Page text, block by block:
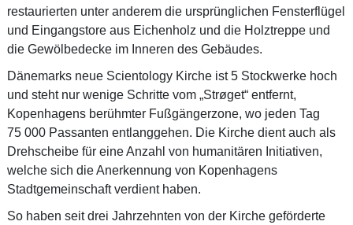
restaurierten unter anderem die ursprünglichen Fensterflügel
und Eingangstore aus Eichenholz und die Holztreppe und
die Gewölbedecke im Inneren des Gebäudes.
Dänemarks neue Scientology Kirche ist 5 Stockwerke hoch
und steht nur wenige Schritte vom „Strøget“ entfernt,
Kopenhagens berühmter Fußgängerzone, wo jeden Tag
75 000 Passanten entlanggehen. Die Kirche dient auch als
Drehscheibe für eine Anzahl von humanitären Initiativen,
welche sich die Anerkennung von Kopenhagens
Stadtgemeinschaft verdient haben.
So haben seit drei Jahrzehnten von der Kirche geförderte